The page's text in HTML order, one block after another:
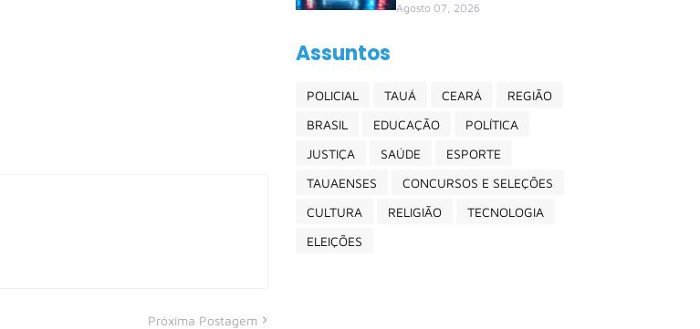
Próxima Postagem
Agosto 07, 2026
Assuntos
POLICIAL TAUÁ CEARÁ
REGIÃO
BRASIL
EDUCAÇÃO
POLÍTICA
JUSTIÇA
SAÚDE
ESPORTE
TAUAENSES
CONCURSOS E SELEÇÕES
CULTURA
RELIGIÃO
TECNOLOGIA
ELEIÇÕES